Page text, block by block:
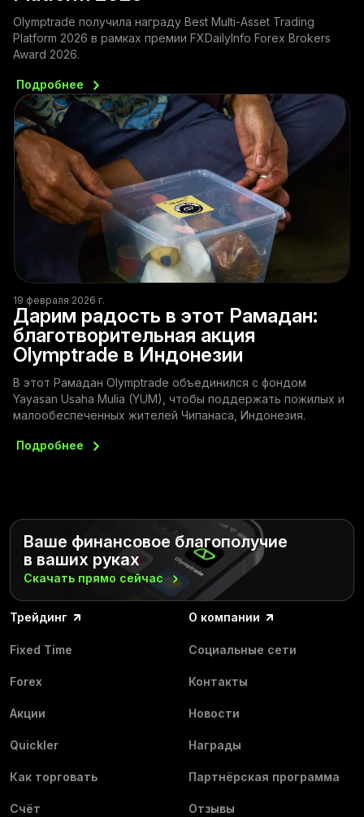
Olymptrade получила награду Best Multi-Asset Trading
Platform 2026 в рамках премии FXDailyInfo Forex Brokers
Award 2026.
Подробнее
19 февраля 2026 г.
Дарим радость в этот Рамадан:
благотворительная акция
Olymptrade в Индонезии
В этот Рамадан Olymptrade объединился с фондом
Yayasan Usaha Mulia (YUM), чтобы поддержать пожилых и
малообеспеченных жителей Чипанаса, Индонезия.
Подробнее
Ваше финансовое благополучие
в ваших руках
Скачать прямо сейчас
Трейдинг
Fixed Time
Forex
Акции
Quickler
Как торговать
Счёт
О компании
Социальные сети
Контакты
Новости
Награды
Партнёрская программа
Отзывы